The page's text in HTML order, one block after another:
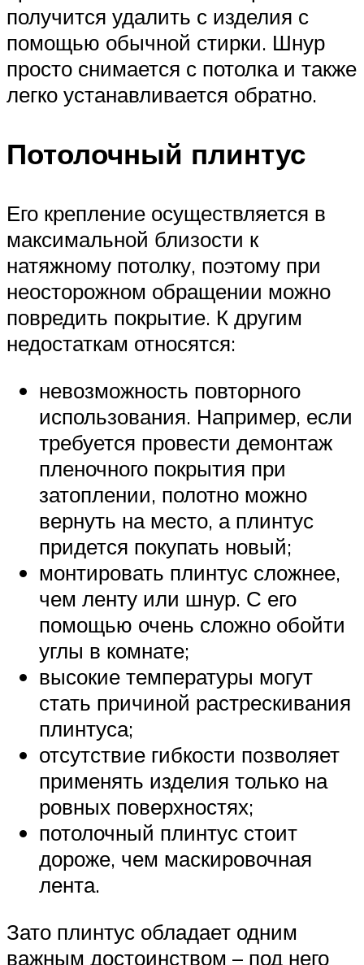
получится удалить с изделия с
помощью обычной стирки. Шнур
просто снимается с потолка и также
легко устанавливается обратно.
Потолочный плинтус
Его крепление осуществляется в
максимальной близости к
натяжному потолку, поэтому при
неосторожном обращении можно
повредить покрытие. К другим
недостаткам относятся:
невозможность повторного
использования. Например, если
требуется провести демонтаж
пленочного покрытия при
затоплении, полотно можно
вернуть на место, а плинтус
придется покупать новый;
монтировать плинтус сложнее,
чем ленту или шнур. С его
помощью очень сложно обойти
углы в комнате;
высокие температуры могут
стать причиной растрескивания
плинтуса;
отсутствие гибкости позволяет
применять изделия только на
ровных поверхностях;
потолочный плинтус стоит
дороже, чем маскировочная
лента.
Зато плинтус обладает одним
важным достоинством – под него